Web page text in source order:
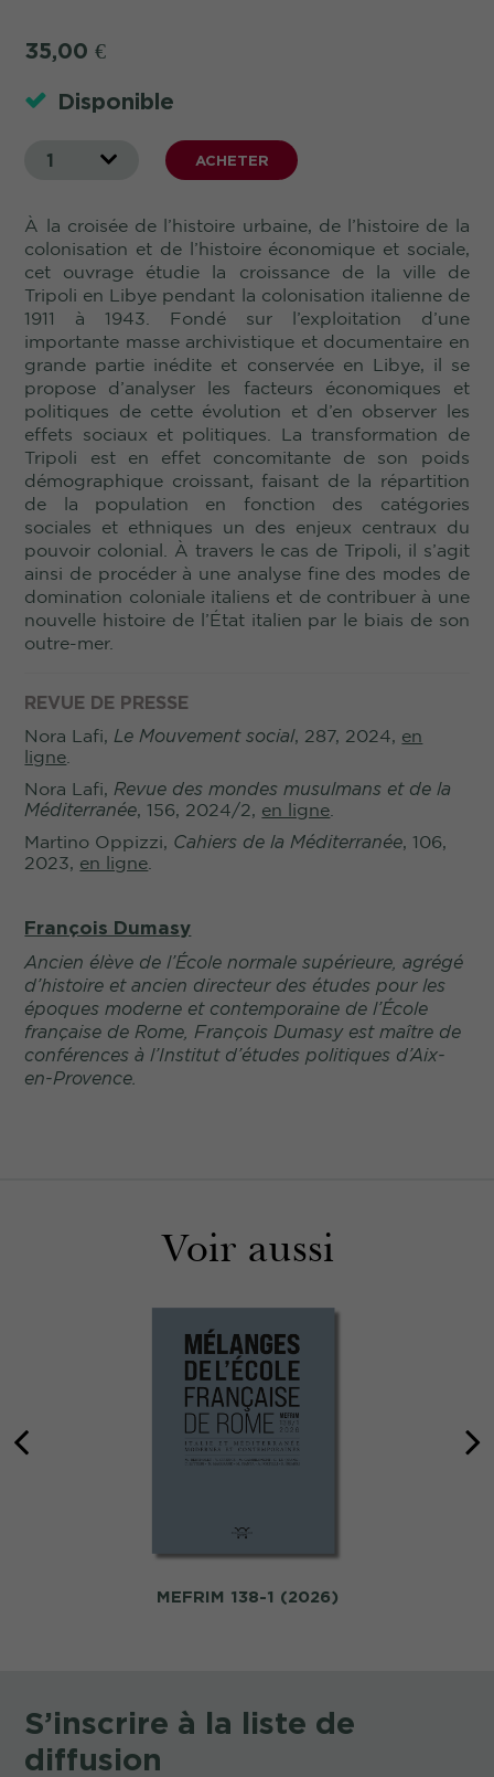
35,00 €
Disponible
1 ACHETER
À la croisée de l’histoire urbaine, de l’histoire de la
colonisation et de l’histoire économique et sociale,
cet ouvrage étudie la croissance de la ville de
Tripoli en Libye pendant la colonisation italienne de
1911 à 1943. Fondé sur l’exploitation d’une
importante masse archivistique et documentaire en
grande partie inédite et conservée en Libye, il se
propose d’analyser les facteurs économiques et
politiques de cette évolution et d’en observer les
effets sociaux et politiques. La transformation de
Tripoli est en effet concomitante de son poids
démographique croissant, faisant de la répartition
de la population en fonction des catégories
sociales et ethniques un des enjeux centraux du
pouvoir colonial. À travers le cas de Tripoli, il s’agit
ainsi de procéder à une analyse fine des modes de
domination coloniale italiens et de contribuer à une
nouvelle histoire de l’État italien par le biais de son
outre-mer.
REVUE DE PRESSE
Nora Lafi, Le Mouvement social, 287, 2024, en
ligne
Nora Lafi, Revue des mondes musulmans et de la
Méditerranée, 156, 2024/2, en ligne
Martino Oppizzi, Cahiers de la Méditerranée, 106,
2023, en ligne
François Dumasy
Ancien élève de l’École normale supérieure, agrégé
d’histoire et ancien directeur des études pour les
époques moderne et contemporaine de l’École
française de Rome, François Dumasy est maître de
conférences à l’Institut d’études politiques d’Aix-
en-Provence.
Voir aussi
MEFRIM 138-1 (2026)
S’inscrire à la liste de
diffusion